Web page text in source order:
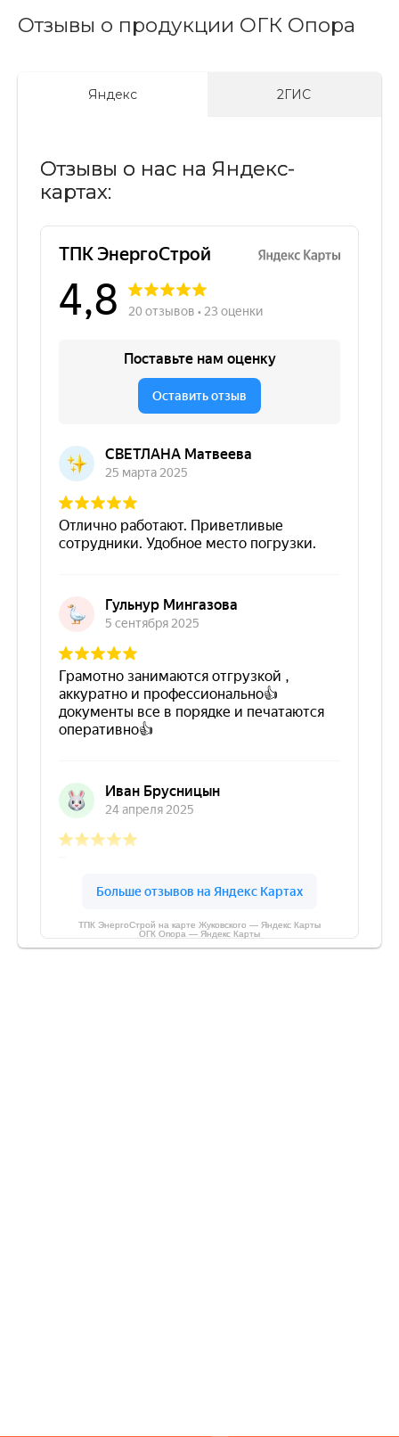
Отзывы о продукции ОГК Опора
Яндекс 2ГИС
Отзывы о нас на Яндекс-
картах:
ТПК ЭнергоСтрой на карте Жуковского — Яндекс Карты
ОГК Опора — Яндекс Карты